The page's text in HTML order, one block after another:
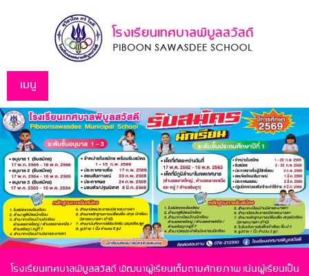
เมนู
โรงเรียนเทศบาลพิบูลสวัสดี พัฒนาผู้เรียนเต็มตามศักยภาพ เน้นผู้เรียนเป็น